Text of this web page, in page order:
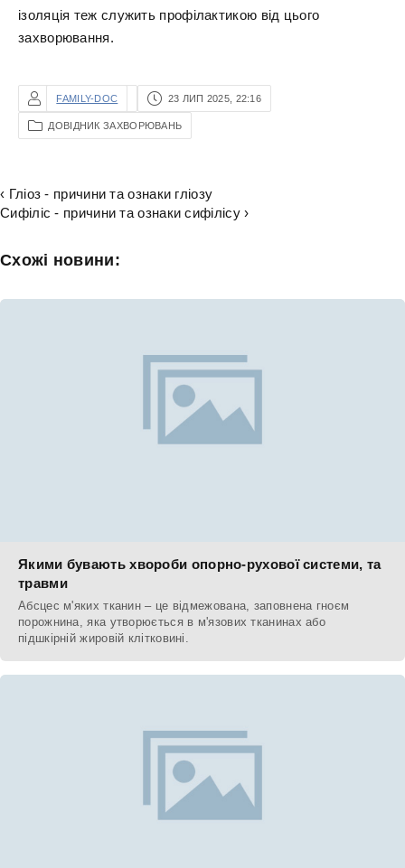
ізоляція теж служить профілактикою від цього
захворювання.
FAMILY-DOC 23 ЛИП 2025, 22:16
ДОВІДНИК ЗАХВОРЮВАНЬ
‹ Гліоз - причини та ознаки гліозу
Сифіліс - причини та ознаки сифілісу ›
Схожі новини:
Якими бувають хвороби опорно-рухової системи, та
травми
Абсцес м'яких тканин – це відмежована, заповнена гноєм
порожнина, яка утворюється в м'язових тканинах або
підшкірній жировій клітковині.